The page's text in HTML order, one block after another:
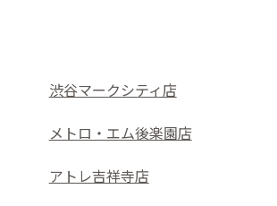
渋谷マークシティ店
メトロ・エム後楽園店
アトレ吉祥寺店